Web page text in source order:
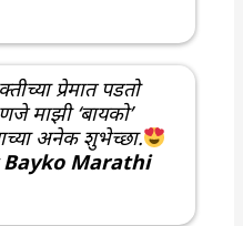
प्रेमात पडतो
माझी ‘बायको’
अनेक शुभेच्छा.
Marathi